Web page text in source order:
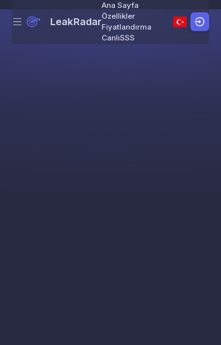
Skip to content
Menu LeakRadar
Ana Sayfa
Özellikler
Fiyatlandırma
CanlıSSS